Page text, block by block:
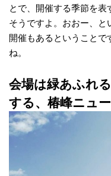
とで、開催する季節を
そうですよ。おおー、
開催もあるということ
ね。
会場は緑あふれ
する、椿峰ニュ